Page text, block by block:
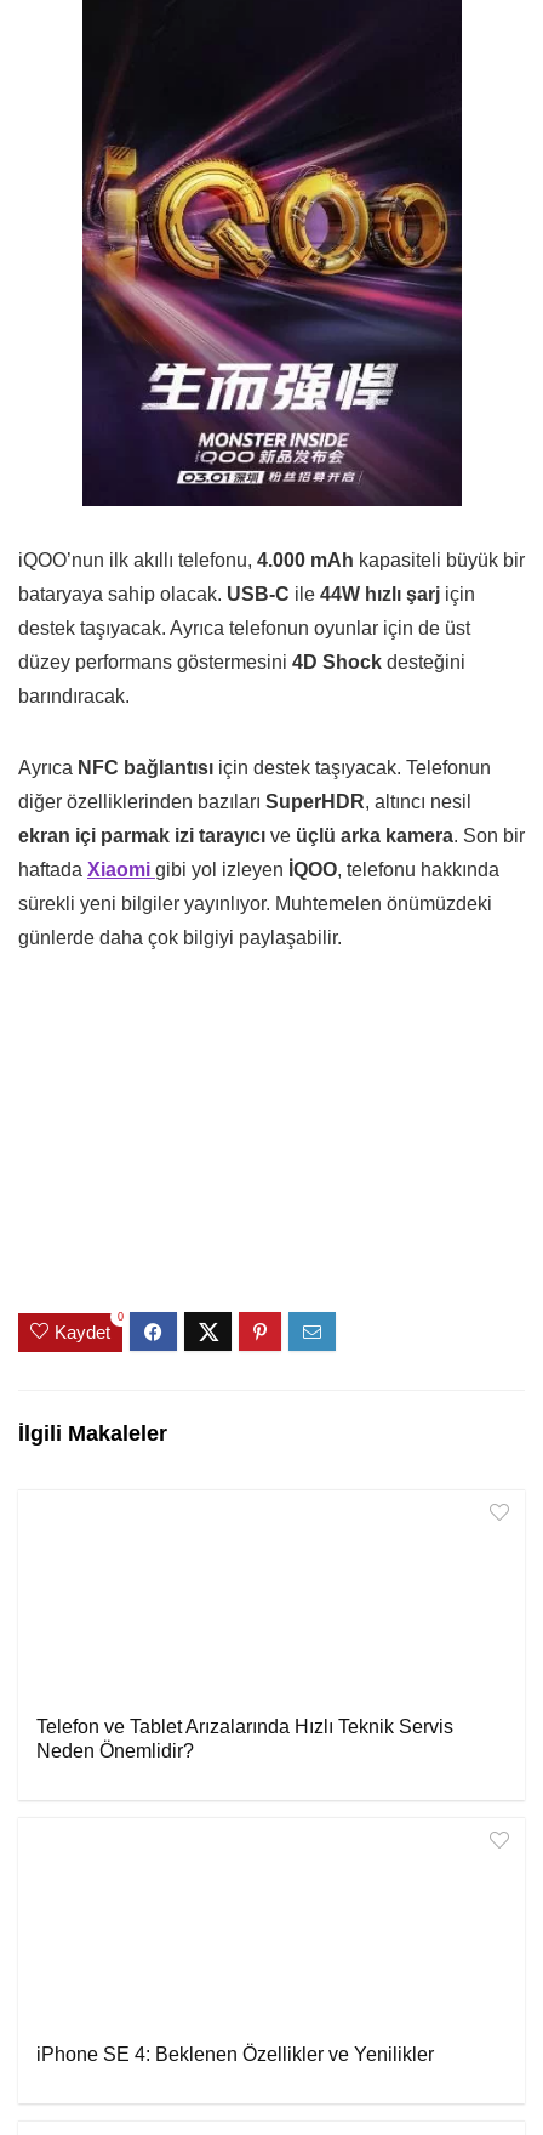
iQOO’nun ilk akıllı telefonu, 4.000 mAh kapasiteli büyük bir
bataryaya sahip olacak. USB-C ile 44W hızlı şarj için
destek taşıyacak. Ayrıca telefonun oyunlar için de üst
düzey performans göstermesini 4D Shock desteğini
barındıracak.
Ayrıca NFC bağlantısı için destek taşıyacak. Telefonun
diğer özelliklerinden bazıları SuperHDR, altıncı nesil
ekran içi parmak izi tarayıcı ve üçlü arka kamera. Son bir
haftada Xiaomi gibi yol izleyen İQOO, telefonu hakkında
sürekli yeni bilgiler yayınlıyor. Muhtemelen önümüzdeki
günlerde daha çok bilgiyi paylaşabilir.
Kaydet
0
İlgili Makaleler
Telefon ve Tablet Arızalarında Hızlı Teknik Servis
Neden Önemlidir?
iPhone SE 4: Beklenen Özellikler ve Yenilikler